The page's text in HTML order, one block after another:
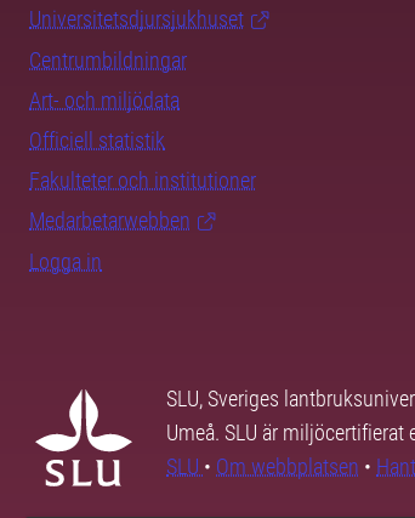
Universitetsdjursjukhuset
Centrumbildningar
Art- och miljödata
Officiell statistik
Fakulteter och institutioner
Medarbetarwebben
Logga in
SLU, Sveriges
Umeå. SLU är miljöcertifierat
SLU • Om webbplatsen •